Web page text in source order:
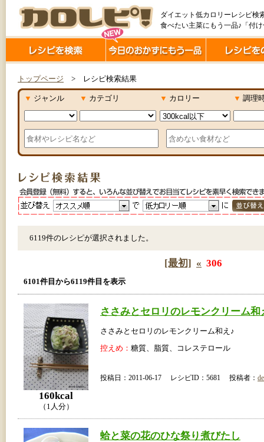
ダイエット低カロリーレシピ検
食べたい主菜にもう一品♪「付
トップページ > レシピ検索結果
▼ ジャンル ▼ カテゴリ ▼ カロリー ▼ 調理
6119件のレシピが選択されました。
[最初] « 306
6101件目から6119件目を表示
160kcal
（1人分）
ささみとセロリのレモンクリーム和
ささみとセロリのレモンクリーム和え♪
控えめ： 糖質、脂質、コレステロール
投稿日：2011-06-17 レシピID：5681 投稿者：
蛤と菜の花のひな祭り煮びたし